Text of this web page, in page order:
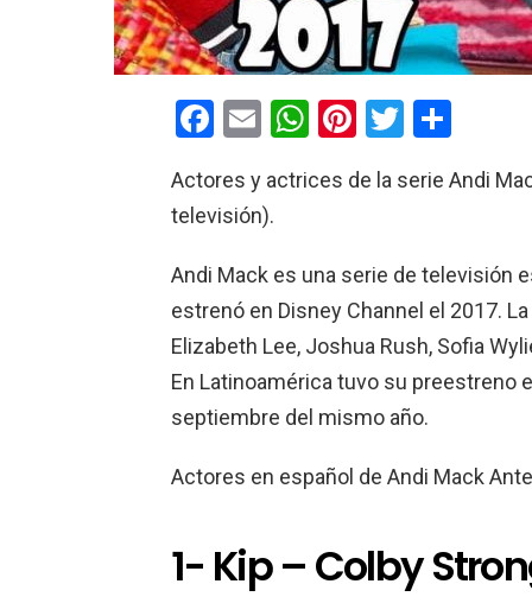
F
ce
b
o
o
k
E
ail
W
at
A
p
p
Pi
er
t
T
tt m
ar
tir
Actores y actrices de la serie Andi
televisión).
Andi Mack es una serie de televisión
estrenó en Disney Channel el 2017.
Elizabeth Lee, Joshua Rush, Sofia
En Latinoamérica tuvo su preestreno
septiembre del mismo año.
Actores en español de Andi Mack
1- Kip – Colby